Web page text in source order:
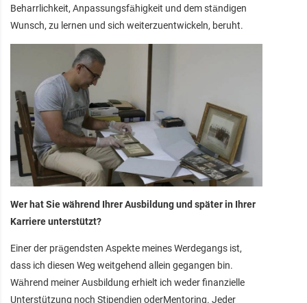
Beharrlichkeit, Anpassungsfähigkeit und dem ständigen
Wunsch, zu lernen und sich weiterzuentwickeln, beruht.
Wer hat Sie während Ihrer Ausbildung und später in Ihrer
Karriere unterstützt?
Einer der prägendsten Aspekte meines Werdegangs ist,
dass ich diesen Weg weitgehend allein gegangen bin.
Während meiner Ausbildung erhielt ich weder finanzielle
Unterstützung noch Stipendien oderMentoring. Jeder